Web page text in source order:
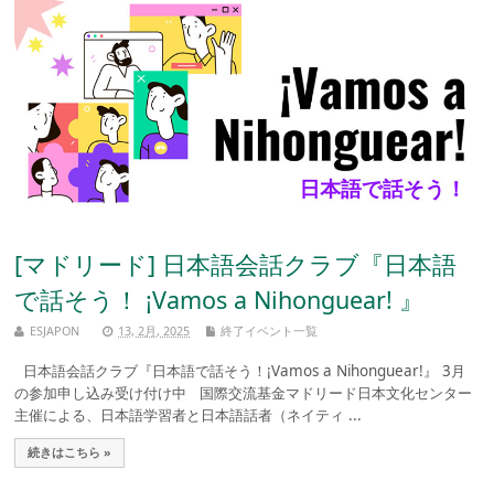
[マドリード] 日本語会話クラブ『日本語
で話そう！ ¡Vamos a Nihonguear! 』
ESJAPON 13, 2月, 2025 終了イベント一覧
日本語会話クラブ『日本語で話そう！¡Vamos a Nihonguear!』 3月
の参加申し込み受け付け中 国際交流基金マドリード日本文化センター
主催による、日本語学習者と日本語話者（ネイティ ...
続きはこちら »